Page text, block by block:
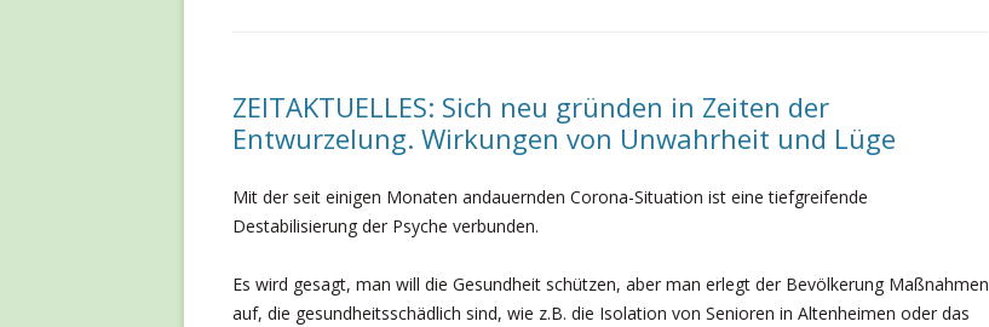
ZEITAKTUELLES: Sich neu gründen in Zeiten der
Entwurzelung. Wirkungen von Unwahrheit und Lüge
Mit der seit einigen Monaten andauernden Corona-Situation ist eine tiefgreifende
Destabilisierung der Psyche verbunden.
Es wird gesagt, man will die Gesundheit schützen, aber man erlegt der Bevölkerung Maßnahmen
auf, die gesundheitsschädlich sind, wie z.B. die Isolation von Senioren in Altenheimen oder das